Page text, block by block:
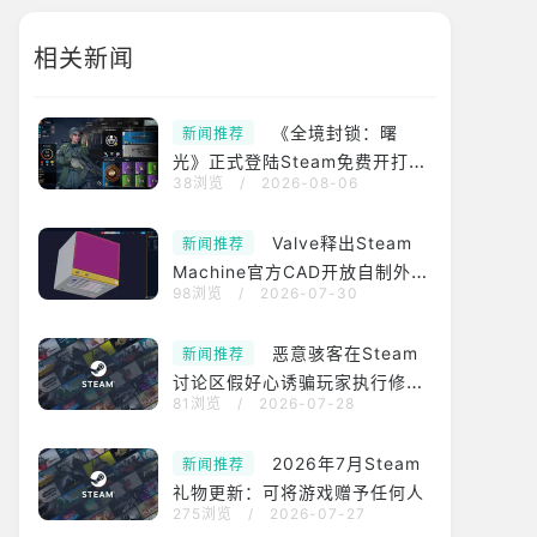
相关新闻
新闻推荐
《全境封锁：曙
光》正式登陆Steam免费开打！
支援跨平台连线与进度
38浏览 / 2026-08-06
新闻推荐
Valve释出Steam
Machine官方CAD开放自制外壳
配件 年底前候补有望拿购买资格
98浏览 / 2026-07-30
新闻推荐
恶意骇客在Steam
讨论区假好心诱骗玩家执行修复
指令以「ClickFix」手法暗装木
81浏览 / 2026-07-28
新闻推荐
2026年7月Steam
礼物更新：可将游戏赠予任何人
275浏览 / 2026-07-27